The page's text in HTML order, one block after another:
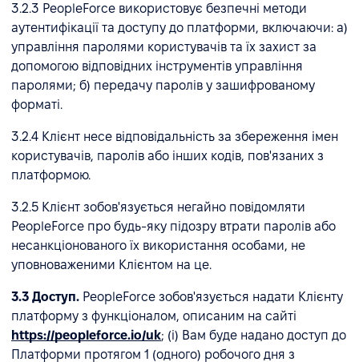
3.2.3 PeopleForce використовує безпечні методи
аутентифікації та доступу до платформи, включаючи: а)
управління паролями користувачів та їх захист за
допомогою відповідних інструментів управління
паролями; б) передачу паролів у зашифрованому
форматі.
3.2.4 Клієнт несе відповідальність за збереження імен
користувачів, паролів або інших кодів, пов'язаних з
платформою.
3.2.5 Клієнт зобов'язується негайно повідомляти
PeopleForce про будь-яку підозру втрати паролів або
несанкціонованого їх використання особами, не
уповноваженими Клієнтом на це.
3.3 Доступ. PeopleForce зобов'язується надати Клієнту
платформу з функціоналом, описаним на сайті
https://peopleforce.io/uk; (i) Вам буде надано доступ до
Платформи протягом 1 (одного) робочого дня з